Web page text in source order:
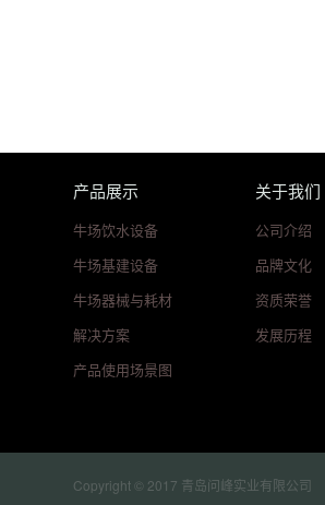
产品展示
牛场饮水设备
牛场基建设备
牛场器械与耗材
解决方案
产品使用场景图
关于我们
公司介绍
品牌文化
资质荣誉
发展历程
Copyright © 2017 青岛问峰实业有限公司